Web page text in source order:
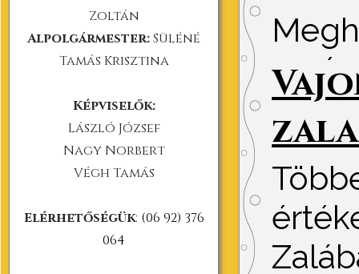
Zoltán
Alpolgármester:Süléné
Tamás Krisztina
Képviselők:
László József
Nagy Norbert
Végh Tamás
Elérhetőségük: (06 92) 376
064
90